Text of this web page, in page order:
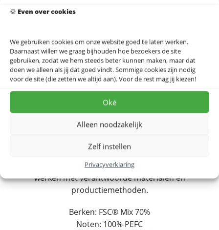
🍪 Even over cookies
We gebruiken cookies om onze website goed te laten werken.
Daarnaast willen we graag bijhouden hoe bezoekers de site
gebruiken, zodat we hem steeds beter kunnen maken, maar dat
doen we alleen als jij dat goed vindt. Sommige cookies zijn nodig
voor de site (die zetten we altijd aan). Voor de rest mag jij kiezen!
Oké
Alleen noodzakelijk
Zelf instellen
Privacyverklaring
verpakking en is verkrijgbaar in twee formaten: A3 (29,7
Meer info & voorbeelden in de praktijk
Duurzame materialen
Onze stadskaart is niet alleen een visueel meesterwerk,
minimaliseren onze ecologische voetafdruk door te
werken met verantwoorde materialen en
productiemethoden.
Berken: FSC® Mix 70%
Noten: 100% PEFC